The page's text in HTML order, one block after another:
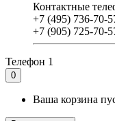
Контактные
+7 (495) 736-70-
+7 (905) 725-70-
Телефон 1
0
Ваша корзина